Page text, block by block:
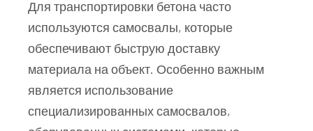
Для транспортировки бетона часто
используются самосвалы, которые
обеспечивают быструю доставку
материала на объект. Особенно важным
является использование
специализированных самосвалов,